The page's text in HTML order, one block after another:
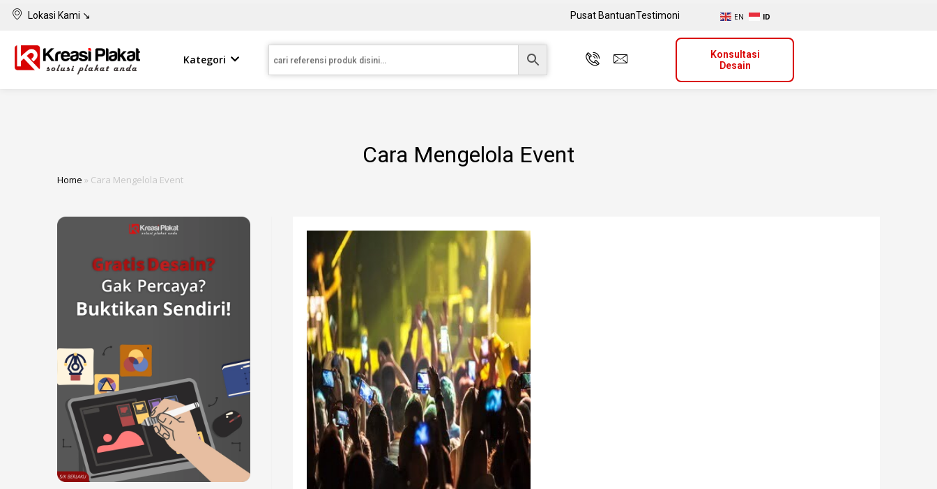
Lokasi Kami ↘ Pusat BantuanTestimoni EN ID
Kategori
Konsultasi
Desain
Cara Mengelola Event
Home » Cara Mengelola Event